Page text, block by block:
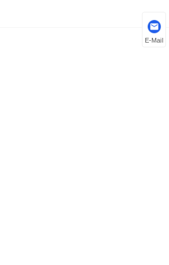
E-Mail